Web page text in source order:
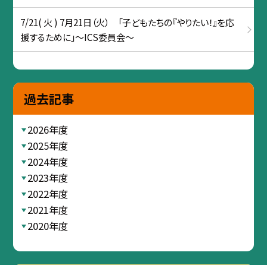
7/21( 火 ) 7月21日（火） 「子どもたちの『やりたい！』を応
援するために」～ICS委員会～
過去記事
2026年度
2025年度
2024年度
2023年度
2022年度
2021年度
2020年度